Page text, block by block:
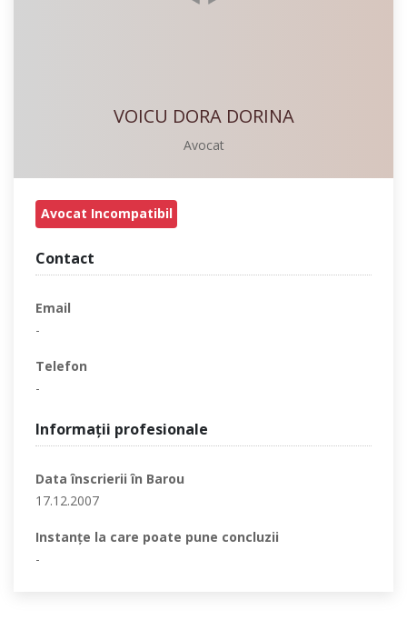
VOICU DORA DORINA
Avocat
Avocat Incompatibil
Contact
Email
-
Telefon
-
Informaţii profesionale
Data înscrierii în Barou
17.12.2007
Instanţe la care poate pune concluzii
-